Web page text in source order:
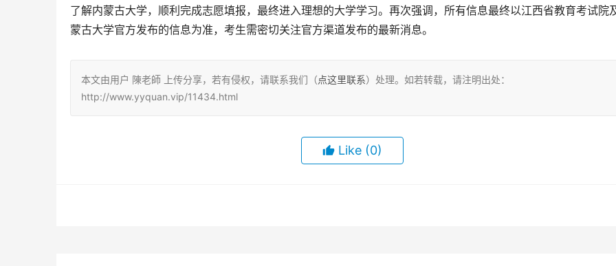
了解内蒙古大学，顺利完成志愿填报，最终进入理想的大学学习。再次强调，所有信息最终以江西省教育考试院
蒙古大学官方发布的信息为准，考生需密切关注官方渠道发布的最新消息。
本文由用户 陳老師 上传分享，若有侵权，请联系我们（点这里联系）处理。如若转载，请注明出处：
http://www.yyquan.vip/11434.html
Like (0)